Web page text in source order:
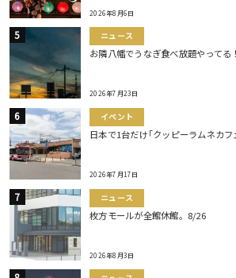
2026年8月6日
ニュース
お隣八幡でうなぎ食べ放題やってる！
2026年7月23日
イベント
日本で1台だけ｢クッピーラムネカ
2026年7月17日
ニュース
枚方モールが全館休館。8/26
2026年8月3日